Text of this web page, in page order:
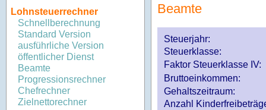
Lohnsteuerrechner
Schnellberechnung
Standard Version
ausführliche Version
öffentlicher Dienst
Beamte
Progressionsrechner
Chefrechner
Zielnettorechner
Beamte
Steuerjahr:
Steuerklasse:
Faktor Steuerklasse IV:
Bruttoeinkommen:
Gehaltszeitraum:
Anzahl